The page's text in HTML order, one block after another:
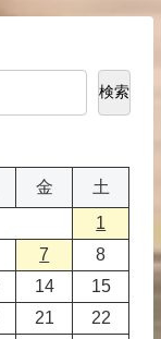
検索
金
土
1
7
8
14
15
21
22